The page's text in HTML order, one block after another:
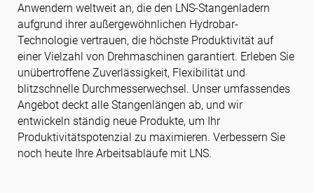
Anwendern weltweit an, die den LNS-Stangenladern
aufgrund ihrer außergewöhnlichen Hydrobar-
Technologie vertrauen, die höchste Produktivität auf
einer Vielzahl von Drehmaschinen garantiert. Erleben Sie
unübertroffene Zuverlässigkeit, Flexibilität und
blitzschnelle Durchmesserwechsel. Unser umfassendes
Angebot deckt alle Stangenlängen ab, und wir
entwickeln ständig neue Produkte, um Ihr
Produktivitätspotenzial zu maximieren. Verbessern Sie
noch heute Ihre Arbeitsabläufe mit LNS.
Vereinigte Staaten von Amerika
Deutsch
Folgen Sie uns